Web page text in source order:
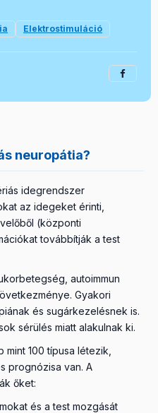
Elektrostimuláció
neuropátia?
idegrendszer
az idegeket érinti,
(központi
továbbítják a test
autoimmun
Gyakori
és sugárkezelésnek is.
sérülés miatt alakulnak ki.
100 típusa létezik,
prognózisa van. A
őket:
és a test mozgását